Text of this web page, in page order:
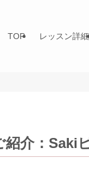
TOP レッスン詳細
紹介：Saki